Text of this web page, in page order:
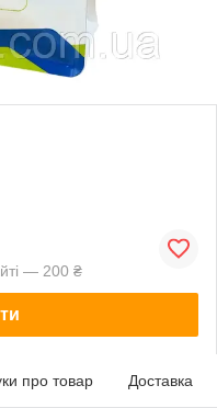
— 200 ₴
про товар Доставка